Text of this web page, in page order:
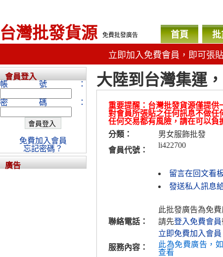
台灣批發貨源 免費批發廣告 首頁 批
立即加入免費會員，即可張
大陸到台灣集運
重要提醒：台灣批發貨源僅提供
對會員所張貼之任何訊息不做任
任何交易都有風險，請在可以負
分類：
男女服飾批發
會員代號：
li422700
留言在回文看
發送私人訊息
聯絡電話：
此批發廣告為免費
請先登入免費會員
立即免費加入會員
服務內容：
此為免費廣告，
查看
會員登入
帳號：
密碼：
免費加入會員
忘記密碼？
廣告